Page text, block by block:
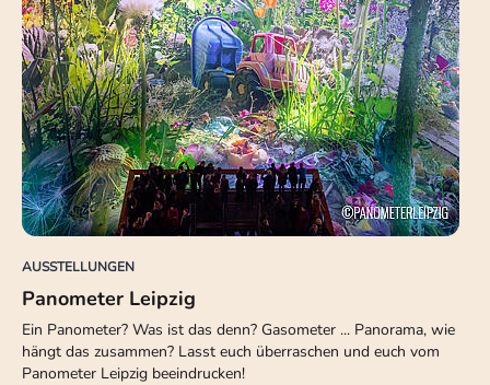
AUSSTELLUNGEN
Panometer Leipzig
Ein Panometer? Was ist das denn? Gasometer ... Panorama, wie
hängt das zusammen? Lasst euch überraschen und euch vom
Panometer Leipzig beeindrucken!